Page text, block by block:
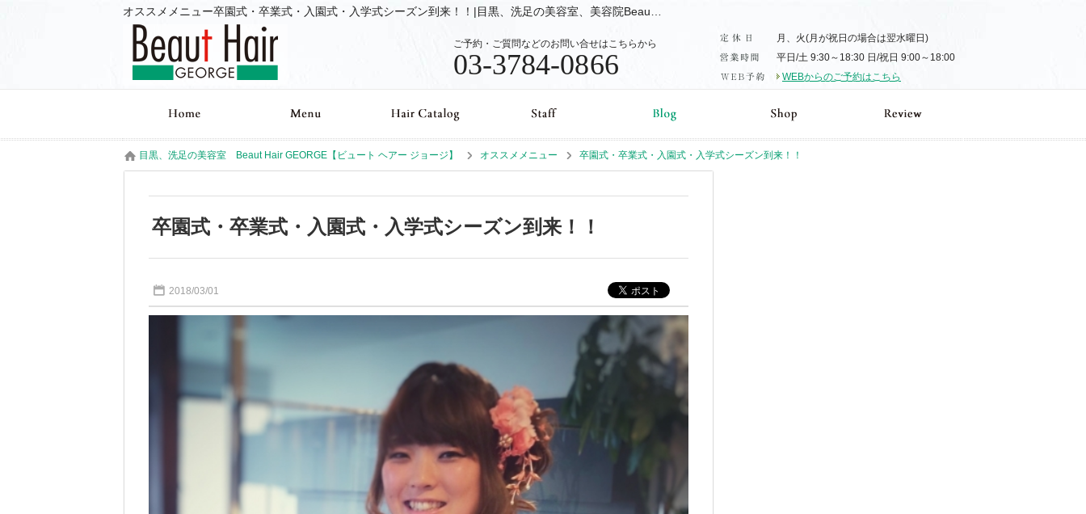
月、火(月が祝日の場合は翌水曜日)
平日/土 9:30～18:30 日/祝日 9:00～18:00
WEBからのご予約はこちら
ご予約・ご質問などのお問い合せはこちらから
03-3784-0866
目黒、洗足の美容室 Beaut Hair GEORGE【ビュート ヘアー ジョージ】 オススメメニュー 卒園式・卒業式・入園式・入学式シーズン到来！！
卒園式・卒業式・入園式・入学式シーズン到来！！
2018/03/01